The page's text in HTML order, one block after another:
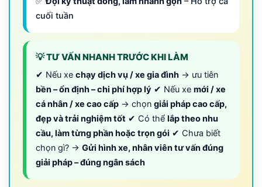
cuối tuần
💡 TƯ VẤN NHANH TRƯỚC KHI LÀM
✔ Nếu xe chạy dịch vụ / xe gia đình → ưu tiên
bền – ổn định – chi phí hợp lý ✔ Nếu xe mới / xe
cá nhân / xe cao cấp → chọn giải pháp cao cấp,
đẹp và trải nghiệm tốt ✔ Có thể lắp theo nhu
cầu, làm từng phần hoặc trọn gói ✔ Chưa biết
chọn gì? → Gửi hình xe, nhân viên tư vấn đúng
giải pháp – đúng ngân sách